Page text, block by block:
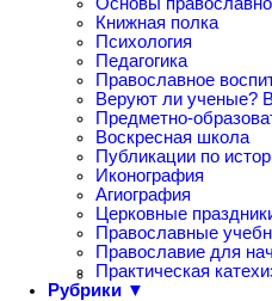
Книжная полка
Психология
Педагогика
Православное
Веруют ли ученые?
Предметно-
Воскресная школа
Публикации по
Иконография
Агиография
Церковные
Православные
Православие для
Практическая
Рубрики ▼